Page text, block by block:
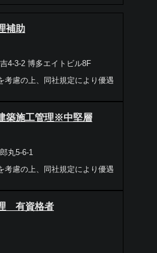
補助
4-3-2 博多エイトビル8F
考慮の上、同社規定により優遇
築施工管理※中堅層
丸5-6-1
考慮の上、同社規定により優遇
有資格者